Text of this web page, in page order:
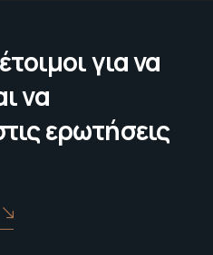
για να
να
ερωτήσεις